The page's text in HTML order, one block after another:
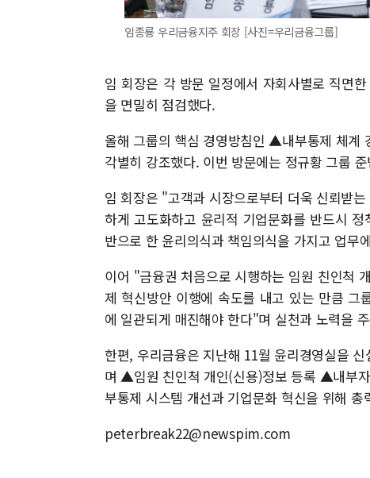
임종룡 우리금융지주 회장 [사진=우리금융그룹]
임 회장은 각 방문 일정에서 자회사별로 직면
을 면밀히 점검했다.
올해 그룹의 핵심 경영방침인 ▲내부통제 체
각별히 강조했다. 이번 방문에는 정규황 그룹
임 회장은 "고객과 시장으로부터 더욱 신뢰받
하게 고도화하고 윤리적 기업문화를 반드시
반으로 한 윤리의식과 책임의식을 가지고 업무
이어 "금융권 처음으로 시행하는 임원 친인척
제 혁신방안 이행에 속도를 내고 있는 만큼 그
에 일관되게 매진해야 한다"며 실천과 노력을
한편, 우리금융은 지난해 11월 윤리경영실을
며 ▲임원 친인척 개인(신용)정보 등록 ▲내부
부통제 시스템 개선과 기업문화 혁신을 위해 총
peterbreak22@newspim.com